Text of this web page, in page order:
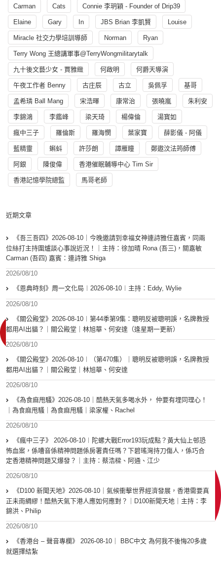
Carman Cats Connie 李玥穎 - Founder of Drip39
Elaine Gary In JBS Brian 李凱賢 Louise
Miracle 社交力學培訓導師 Norman Ryan
Terry Wong 王總講軍事@TerryWongmilitarytalk
九十後文藝少女 - 賈雅緻 何啟明 何爵天導演
午夜工作者 Benny 古庄辰 古立 吳佩孚 基哥
孟希璘 Ball Mang 宋浩暉 康常治 張曉嵐 朱利安
李錦鴻 李鑑峰 梁天琦 楊偉倫 湯寳如
瘋中三子 羅倫斯 羅海憫 葉家寶 薛影儀 - 阿儀
藍精靈 蝌蚪 許莎朗 譚雁瞳 鄭遨汶法筠師傅
阿銀 陳俊偉 香港催眠輔導中心 Tim Sir
香港記憶學院總監 馬哥老師
近期文章
《吾三吾四》2026-08-10｜今晚邀請到幸福女神連詩雅任嘉賓，同兩
位絲打主持圍爐談心事說近況！｜主持：徐加晴 Rona (吾三)，關嘉敏
Carman (吾四) 嘉賓：連詩雅 Shiga
2026/08/10
《恩典時刻》周一文化局︱2026-08-10︱主持：Eddy, Wylie
2026/08/10
《關公殿堂》2026-08-10︱第44季第9集：聰明反被聰明誤，名牌教授
都用AI出貓？｜關公殿堂｜林旭華、何安達（逢星期一更新）
2026/08/10
《關公殿堂》2026-08-10︱（第470集）｜聰明反被聰明誤，名牌教授
都用AI出貓？｜關公殿堂｜林旭華、何安達
2026/08/10
《為食麻甩騷》2026-08-10｜酷熱天氣多喝水外， 仲要有埋同理心！
｜為食麻甩騷｜為食麻甩騷｜梁家權、Rachel
2026/08/10
《瘋中三子》 2026-08-10︱陀螺大戰Error193玩成點？黃大仙上邨恐
怖血案，係嘈音係精神問題係房署責任嗎？下碧瑤灣持刀傷人，係巧合
定香港精神問題又爆發？｜主持：蔡浩樑、阿通、江少
2026/08/10
《D100 新聞天地》2026-08-10｜氣候衝擊世界經濟發展，香港需要真
正未雨綢繆！酷熱天氣下港人應如何應對？｜D100新聞天地｜主持：李
錦洪、Philip
2026/08/10
《香港台 – 聲音專欄》 2026-08-10｜ BBC中文 為何我不後悔20多歲
就選擇結紮